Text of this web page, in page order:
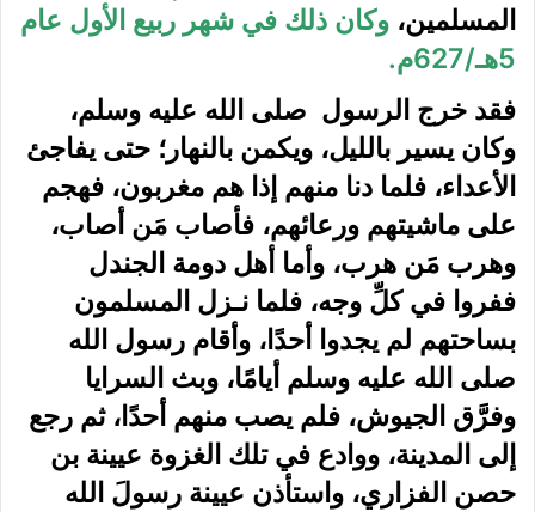
المسلمين، وكان ذلك في شهر ربيع الأول عام
5هـ/627م.
فقد خرج الرسول صلى الله عليه وسلم،
وكان يسير بالليل، ويكمن بالنهار؛ حتى يفاجئ
الأعداء، فلما دنا منهم إذا هم مغربون، فهجم
على ماشيتهم ورعائهم، فأصاب مَن أصاب،
وهرب مَن هرب، وأما أهل دومة الجندل
ففروا في كلِّ وجه، فلما نـزل المسلمون
بساحتهم لم يجدوا أحدًا، وأقام رسول الله
صلى الله عليه وسلم أيامًا، وبث السرايا
وفرَّق الجيوش، فلم يصب منهم أحدًا، ثم رجع
إلى المدينة، ووادع في تلك الغزوة عيينة بن
حصن الفزاري، واستأذن عيينة رسولَ الله